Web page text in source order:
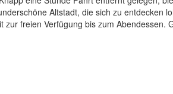
Altstadt, die sich zu entdecken
zur freien Verfügung bis zum Abendessen.